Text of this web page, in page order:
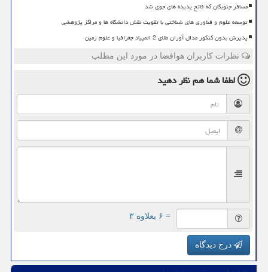
مسافر جنوبگان که فاتح پدیده های جوی شد
توسعه علوم و فناوری های شناختی با تقویت نقش دانشگاه ها و مراکز پژوهشی
پذیرش بدون کنکور مدال آوران طلای 2 المپیاد جغرافیا و علوم زمین
نظرات کاربران هوافضا در مورد این مطلب
لطفا شما همنظر دهید
= ۶ بعلاوه ۳
درج دیدگاه